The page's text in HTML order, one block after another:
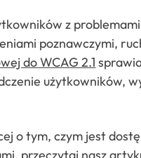
z
poznawczymi,
do WCAG 2.1
użytkowników,
o tym, czym jest
przeczytaj nasz